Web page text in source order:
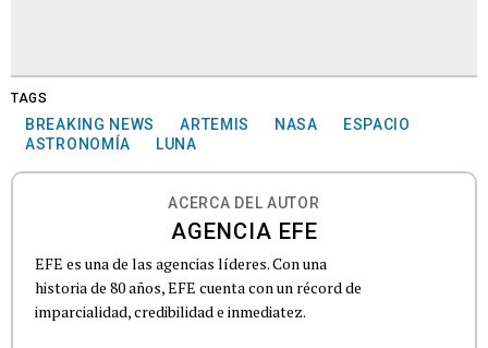
TAGS
BREAKING NEWS ARTEMIS NASA
ESPACIO
ASTRONOMÍA
LUNA
ACERCA DEL AUTOR
AGENCIA EFE
EFE es una de las agencias líderes. Con una
historia de 80 años, EFE cuenta con un récord de
imparcialidad, credibilidad e inmediatez.